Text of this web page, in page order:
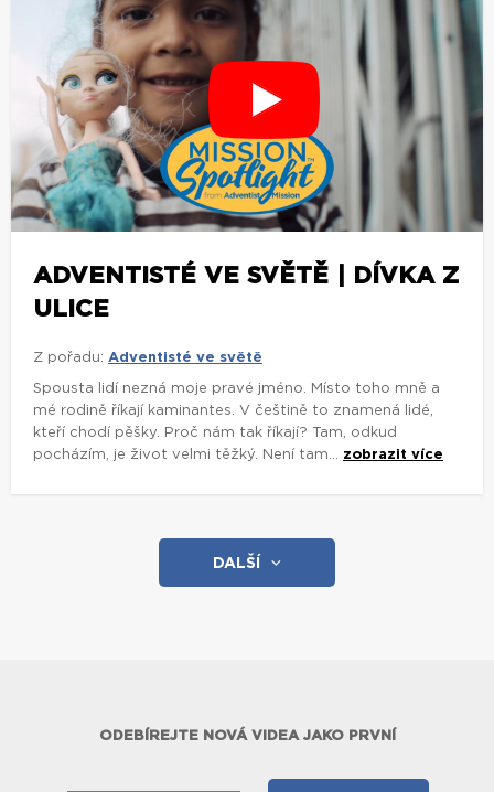
ADVENTISTÉ VE SVĚTĚ | DÍVKA Z
ULICE
Z pořadu: Adventisté ve světě
Spousta lidí nezná moje pravé jméno. Místo toho mně a
mé rodině říkají kaminantes. V češtině to znamená lidé,
kteří chodí pěšky. Proč nám tak říkají? Tam, odkud
pocházím, je život velmi těžký. Není tam... zobrazit více
DALŠÍ
ODEBÍREJTE NOVÁ VIDEA JAKO PRVNÍ